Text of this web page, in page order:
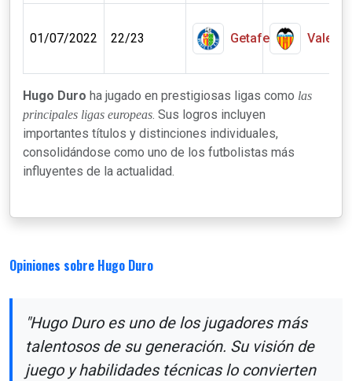
01/07/2022 22/23 Getafe
Hugo Duro ha jugado en prestigiosas ligas como las
principales ligas europeas. Sus logros incluyen
importantes títulos y distinciones individuales,
consolidándose como uno de los futbolistas más
influyentes de la actualidad.
Opiniones sobre Hugo Duro
"Hugo Duro es uno de los jugadores más
talentosos de su generación. Su visión de
juego y habilidades técnicas lo convierten